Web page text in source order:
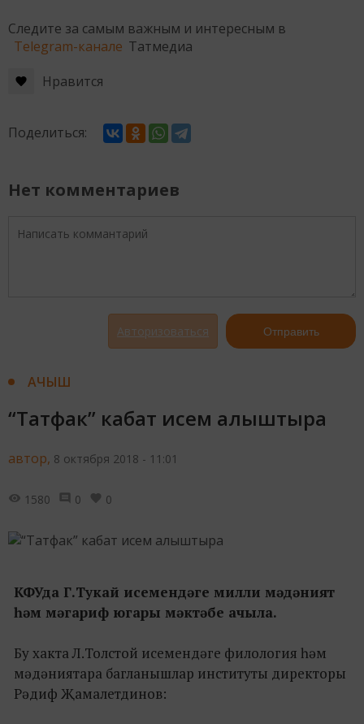
Следите за самым важным и интересным в
Telegram-канале Татмедиа
Нравится
Поделиться:
Нет комментариев
Авторизоваться Отправить
АЧЫШ
“Татфак” кабат исем алыштыра
автор, 8 октября 2018 - 11:01
1580 0 0
КФУда Г.Тукай исемендәге милли мәдәният
һәм мәгариф югары мәктәбе ачыла.
Бу хакта Л.Толстой исемендәге филология һәм
мәдәниятара багланышлар институты директоры
Рәдиф Җамалетдинов: